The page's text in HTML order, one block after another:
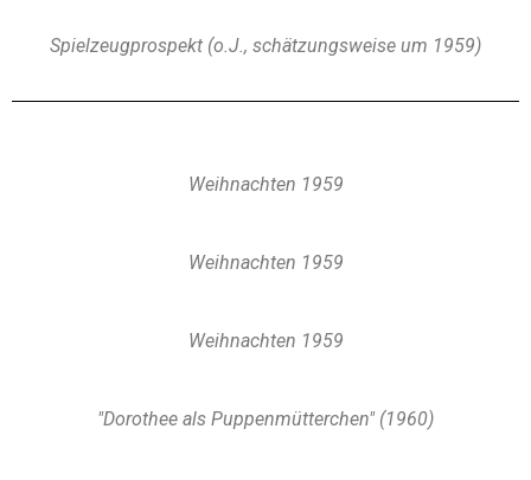
Spielzeugprospekt (o.J., schätzungsweise um 1959)
Weihnachten 1959
Weihnachten 1959
Weihnachten 1959
"Dorothee als Puppenmütterchen" (1960)